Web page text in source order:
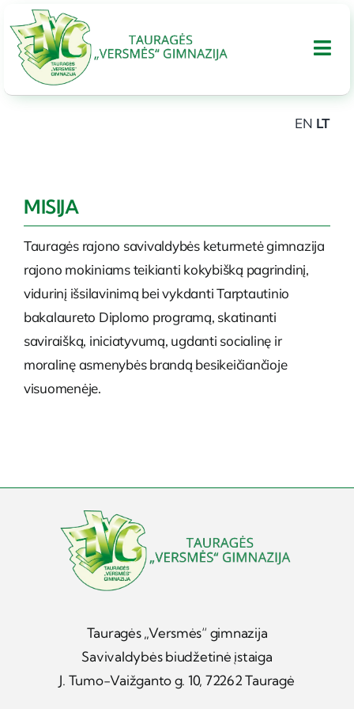
to
content
Tarptautinis bakalaureatas
Administracinė informacija
PARAMA
EN LT
MISIJA
Tauragės rajono savivaldybės keturmetė gimnazija
rajono mokiniams teikianti kokybišką pagrindinį,
vidurinį išsilavinimą bei vykdanti Tarptautinio
bakalaureto Diplomo programą, skatinanti
saviraišką, iniciatyvumą, ugdanti socialinę ir
moralinę asmenybės brandą besikeičiančioje
visuomenėje.
Tauragės „Versmės“ gimnazija
Savivaldybės biudžetinė įstaiga
J. Tumo-Vaižganto g. 10, 72262 Tauragė